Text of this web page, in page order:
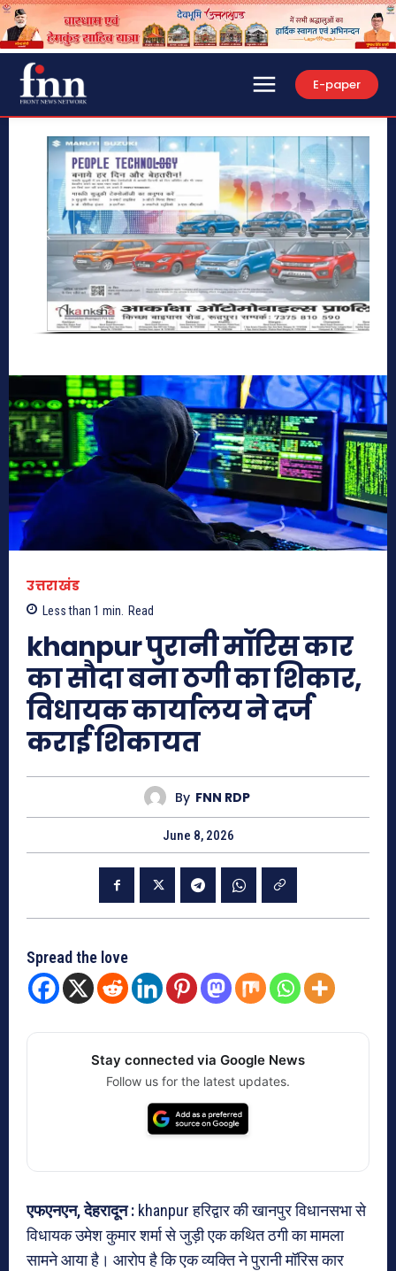
E-paper
उत्तराखंड
Less than 1 min. Read
khanpur पुरानी मॉरिस कार
का सौदा बना ठगी का शिकार,
विधायक कार्यालय ने दर्ज
कराई शिकायत
By FNN RDP
June 8, 2026
Spread the love
Stay connected via Google News
Follow us for the latest updates.
एफएनएन, देहरादून : khanpur हरिद्वार की खानपुर विधानसभा से
विधायक उमेश कुमार शर्मा से जुड़ी एक कथित ठगी का मामला
सामने आया है। आरोप है कि एक व्यक्ति ने पुरानी मॉरिस कार